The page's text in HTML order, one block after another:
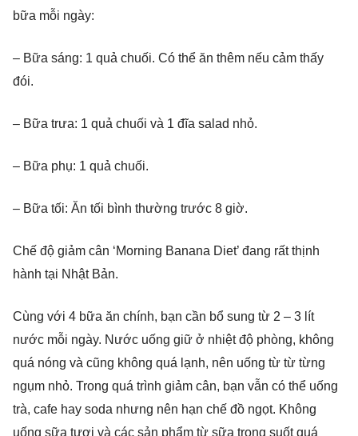
bữa mỗi ngày:
– Bữa sáng: 1 quả chuối. Có thể ăn thêm nếu cảm thấy
đói.
– Bữa trưa: 1 quả chuối và 1 đĩa salad nhỏ.
– Bữa phụ: 1 quả chuối.
– Bữa tối: Ăn tối bình thường trước 8 giờ.
Chế độ giảm cân ‘Morning Banana Diet’ đang rất thịnh
hành tại Nhật Bản.
Cùng với 4 bữa ăn chính, bạn cần bổ sung từ 2 – 3 lít
nước mỗi ngày. Nước uống giữ ở nhiệt độ phòng, không
quá nóng và cũng không quá lạnh, nên uống từ từ từng
ngụm nhỏ. Trong quá trình giảm cân, bạn vẫn có thể uống
trà, cafe hay soda nhưng nên hạn chế đồ ngọt. Không
uống sữa tươi và các sản phẩm từ sữa trong suốt quá